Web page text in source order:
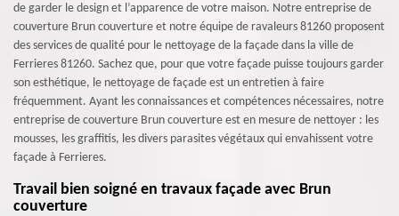
de garder le design et l’apparence de votre maison. Notre entreprise de
couverture Brun couverture et notre équipe de ravaleurs 81260 proposent
des services de qualité pour le nettoyage de la façade dans la ville de
Ferrieres 81260. Sachez que, pour que votre façade puisse toujours garder
son esthétique, le nettoyage de façade est un entretien à faire
fréquemment. Ayant les connaissances et compétences nécessaires, notre
entreprise de couverture Brun couverture est en mesure de nettoyer : les
mousses, les graffitis, les divers parasites végétaux qui envahissent votre
façade à Ferrieres.
Travail bien soigné en travaux façade avec Brun
couverture